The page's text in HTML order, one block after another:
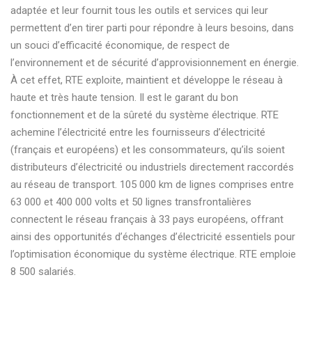
adaptée et leur fournit tous les outils et services qui leur
permettent d’en tirer parti pour répondre à leurs besoins, dans
un souci d’efficacité économique, de respect de
l’environnement et de sécurité d’approvisionnement en énergie.
À cet effet, RTE exploite, maintient et développe le réseau à
haute et très haute tension. Il est le garant du bon
fonctionnement et de la sûreté du système électrique. RTE
achemine l’électricité entre les fournisseurs d’électricité
(français et européens) et les consommateurs, qu’ils soient
distributeurs d’électricité ou industriels directement raccordés
au réseau de transport. 105 000 km de lignes comprises entre
63 000 et 400 000 volts et 50 lignes transfrontalières
connectent le réseau français à 33 pays européens, offrant
ainsi des opportunités d’échanges d’électricité essentiels pour
l’optimisation économique du système électrique. RTE emploie
8 500 salariés.